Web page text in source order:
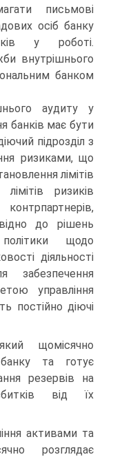
письмові
осіб банку
у роботі.
внутрішнього
банком
аудиту у
банків має бути
підрозділ з
ризиками, що
лімітів
ризиків
до рішень
щодо
діяльності
забезпечення
управління
постійно діючі
щомісячно
та готує
резервів на
від їх
активами та
розглядає